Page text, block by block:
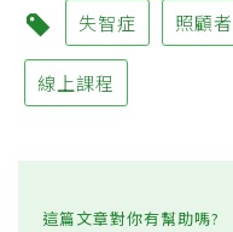
失智症 照顧者
線上課程
這篇文章對你有幫助嗎?